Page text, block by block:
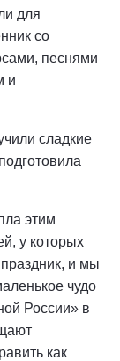
для
со
песнями
и
сладкие
этим
у которых
и мы
чудо
России» в
как